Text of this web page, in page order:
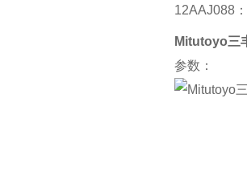
12AAJ088
Mitutoyo三
参数：